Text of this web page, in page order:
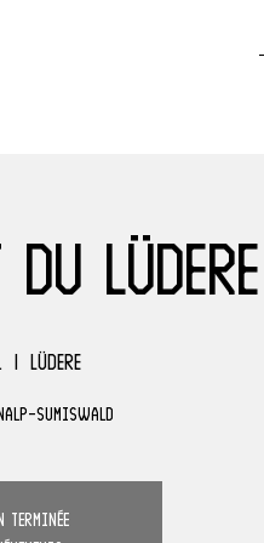
du Lüdere
Lüdere
Sumiswald